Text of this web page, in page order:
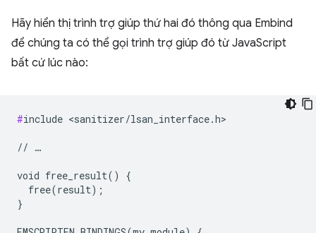
Hãy hiển thị trình trợ giúp thứ hai đó thông qua Embind
để chúng ta có thể gọi trình trợ giúp đó từ JavaScript
bất cứ lúc nào:
#include <sanitizer/lsan_interface.h>
// …
void free_result() {
  free(result);
}